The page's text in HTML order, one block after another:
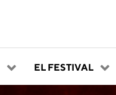
EL FESTIVAL